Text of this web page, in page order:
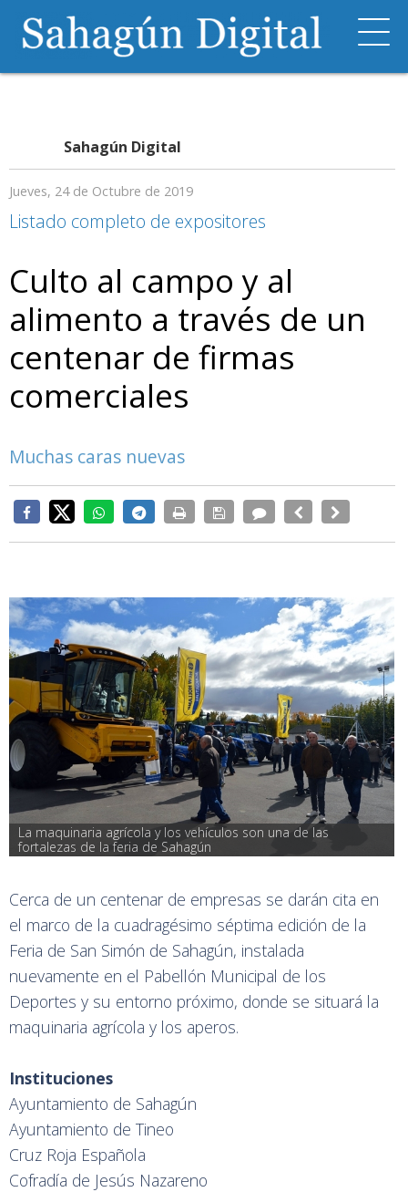
Sahagún Digital
Jueves, 24 de Octubre de 2019
Listado completo de expositores
Culto al campo y al
alimento a través de un
centenar de firmas
comerciales
Muchas caras nuevas
La maquinaria agrícola y los vehículos son una de las
fortalezas de la feria de Sahagún
Cerca de un centenar de empresas se darán cita en
el marco de la cuadragésimo séptima edición de la
Feria de San Simón de Sahagún, instalada
nuevamente en el Pabellón Municipal de los
Deportes y su entorno próximo, donde se situará la
maquinaria agrícola y los aperos.
Instituciones
Ayuntamiento de Sahagún
Ayuntamiento de Tineo
Cruz Roja Española
Cofradía de Jesús Nazareno